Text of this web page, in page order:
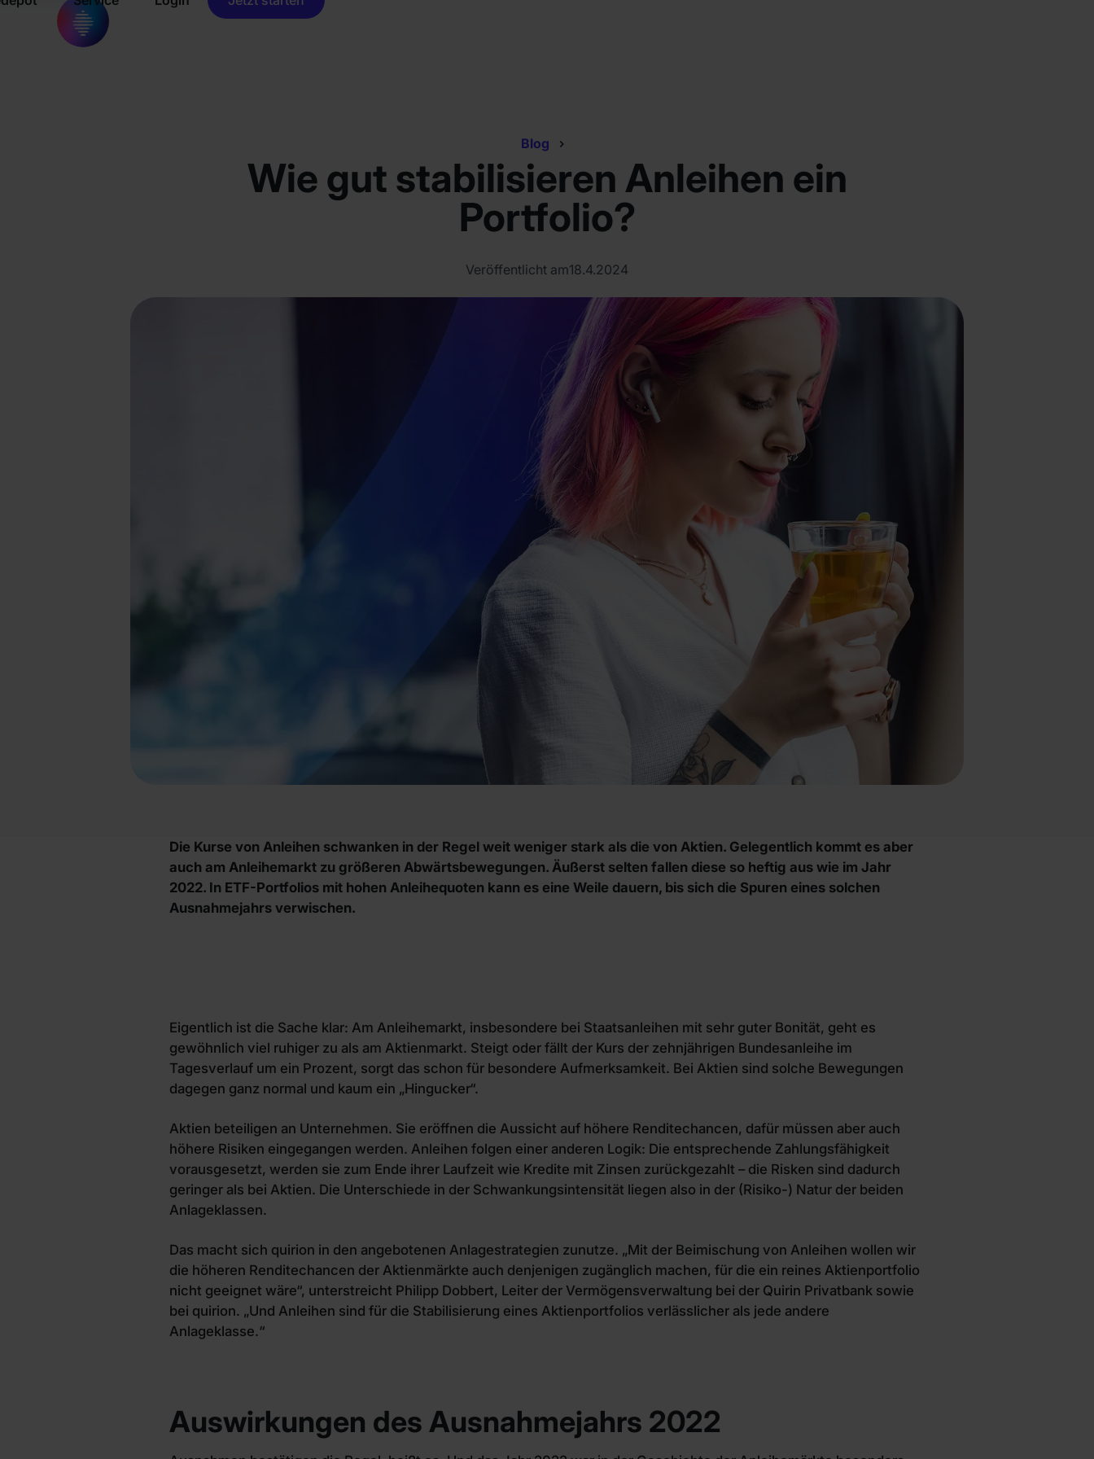
Blog
Wie gut stabilisieren Anleihen ein
Portfolio?
Veröffentlicht am18.4.2024
Die Kurse von Anleihen schwanken in der Regel weit weniger stark als die von Aktien. Gelegentlich kommt es aber
auch am Anleihemarkt zu größeren Abwärtsbewegungen. Äußerst selten fallen diese so heftig aus wie im Jahr
2022. In ETF-Portfolios mit hohen Anleihequoten kann es eine Weile dauern, bis sich die Spuren eines solchen
Ausnahmejahrs verwischen.
Eigentlich ist die Sache klar: Am Anleihemarkt, insbesondere bei Staatsanleihen mit sehr guter Bonität, geht es
gewöhnlich viel ruhiger zu als am Aktienmarkt. Steigt oder fällt der Kurs der zehnjährigen Bundesanleihe im
Tagesverlauf um ein Prozent, sorgt das schon für besondere Aufmerksamkeit. Bei Aktien sind solche Bewegungen
dagegen ganz normal und kaum ein „Hingucker“.
Aktien beteiligen an Unternehmen. Sie eröffnen die Aussicht auf höhere Renditechancen, dafür müssen aber auch
höhere Risiken eingegangen werden. Anleihen folgen einer anderen Logik: Die entsprechende Zahlungsfähigkeit
vorausgesetzt, werden sie zum Ende ihrer Laufzeit wie Kredite mit Zinsen zurückgezahlt – die Risken sind dadurch
geringer als bei Aktien. Die Unterschiede in der Schwankungsintensität liegen also in der (Risiko-) Natur der beiden
Anlageklassen.
Das macht sich quirion in den angebotenen Anlagestrategien zunutze. „Mit der Beimischung von Anleihen wollen wir
die höheren Renditechancen der Aktienmärkte auch denjenigen zugänglich machen, für die ein reines Aktienportfolio
nicht geeignet wäre“, unterstreicht Philipp Dobbert, Leiter der Vermögensverwaltung bei der Quirin Privatbank sowie
bei quirion. „Und Anleihen sind für die Stabilisierung eines Aktienportfolios verlässlicher als jede andere
Anlageklasse.“
Auswirkungen des Ausnahmejahrs 2022